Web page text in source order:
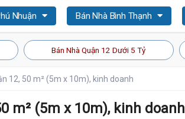
Nhuận Bán Nhà Bình Thạnh
Bán Nhà Quận 12 Dưới 5 Tỷ
12, 50 m² (5m x 10m), kinh doanh
m² (5m x 10m), kinh doanh